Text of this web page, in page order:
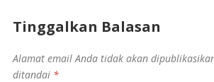
Tinggalkan Balasan
Alamat email Anda tidak akan
ditandai *